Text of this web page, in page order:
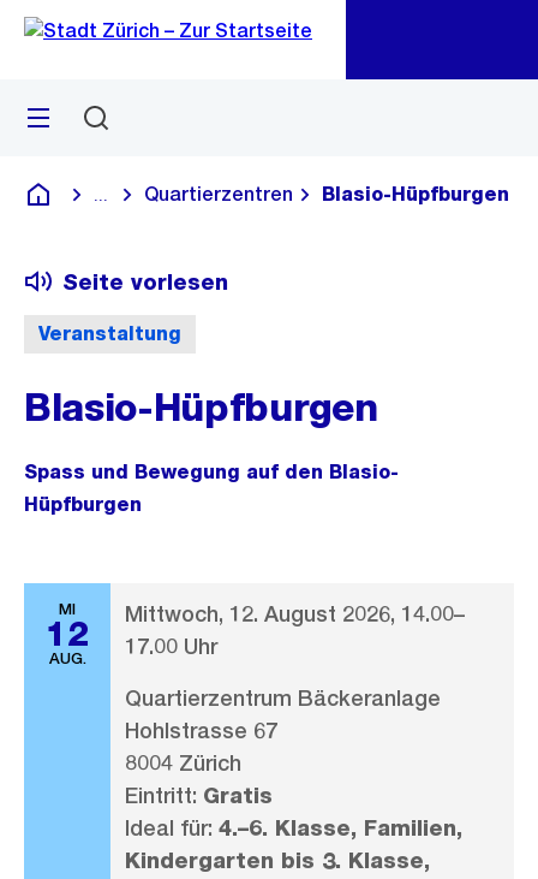
Navigation
Sprunglink
Menü
Deutsch
Blende alle Breadcrumbs ein
Quartierzentren Blasio-Hüpfburgen
Veranstaltung
Seite vorlesen
Blasio-Hüpfburgen
Spass und Bewegung auf den Blasio-
Hüpfburgen
MI
12
AUG.
Mittwoch, 12. August 2026, 14.00–
17.00 Uhr
Quartierzentrum Bäckeranlage
Hohlstrasse 67
8004 Zürich
Eintritt: Gratis
Ideal für: 4.–6. Klasse, Familien,
Kindergarten bis 3. Klasse,